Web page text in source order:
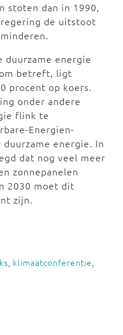
stoten dan in 1990,
de uitstoot
duurzame energie
betreft, ligt
procent op koers.
onder andere
flink te
Energien-
duurzame energie. In
dat nog veel meer
zonnepanelen
2030 moet dit
zijn.
, klimaatconferentie,